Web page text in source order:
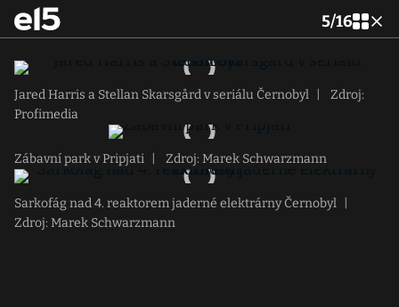
5/16
Jared Harris a Stellan Skarsgård v seriálu Černobyl
Zdroj:
Profimedia
Zábavní park v Pripjati Zdroj: Marek Schwarzmann
Sarkofág nad 4. reaktorem jaderné elektrárny Černobyl
Zdroj: Marek Schwarzmann